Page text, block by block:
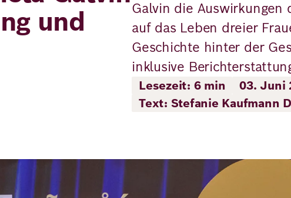
und
Galvin die Auswirkungen
auf das Leben dreier
Geschichte hinter der
inklusive
Lesezeit: 6 min
03. Juni
Text: Stefanie Kaufmann